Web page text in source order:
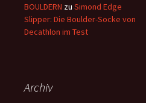
BOULDERN zu Simond Edge
Slipper: Die Boulder-Socke von
Decathlon im Test
Archiv